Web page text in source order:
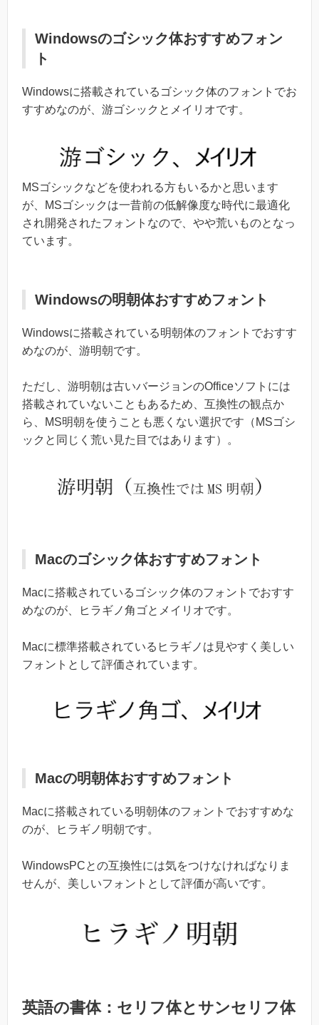
Windowsのゴシック体おすすめフォン
ト
Windowsに搭載されているゴシック体のフォントでお
すすめなのが、游ゴシックとメイリオです。
MSゴシックなどを使われる方もいるかと思います
が、MSゴシックは一昔前の低解像度な時代に最適化
され開発されたフォントなので、やや荒いものとなっ
ています。
Windowsの明朝体おすすめフォント
Windowsに搭載されている明朝体のフォントでおすす
めなのが、游明朝です。
ただし、游明朝は古いバージョンのOfficeソフトには
搭載されていないこともあるため、互換性の観点か
ら、MS明朝を使うことも悪くない選択です（MSゴシ
ックと同じく荒い見た目ではあります）。
Macのゴシック体おすすめフォント
Macに搭載されているゴシック体のフォントでおすす
めなのが、ヒラギノ角ゴとメイリオです。
Macに標準搭載されているヒラギノは見やすく美しい
フォントとして評価されています。
Macの明朝体おすすめフォント
Macに搭載されている明朝体のフォントでおすすめな
のが、ヒラギノ明朝です。
WindowsPCとの互換性には気をつけなければなりま
せんが、美しいフォントとして評価が高いです。
英語の書体：セリフ体とサンセリフ体